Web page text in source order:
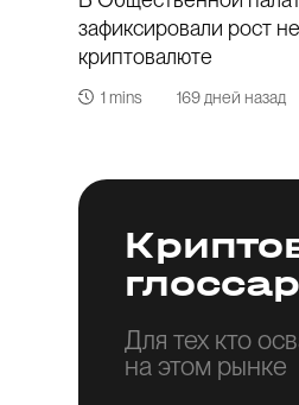
зафиксировали рост
криптовалюте
1 mins 169 дней назад
Для тех кто
на этом рынке